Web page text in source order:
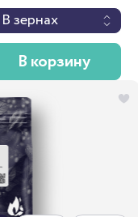
В зернах
В корзину